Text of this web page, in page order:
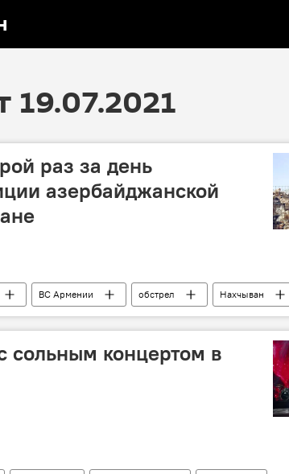
19.07.2021
раз за день
азербайджанской
ВС Армении обстрел Нахчыван
сольным концертом в